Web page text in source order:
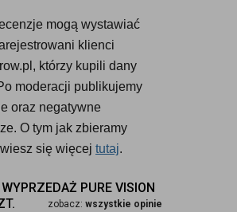
mogą wystawiać
klienci
którzy kupili dany
moderacji publikujemy
oraz negatywne
O tym jak zbieramy
się więcej tutaj.
PURE VISION
zobacz: wszystkie opinie